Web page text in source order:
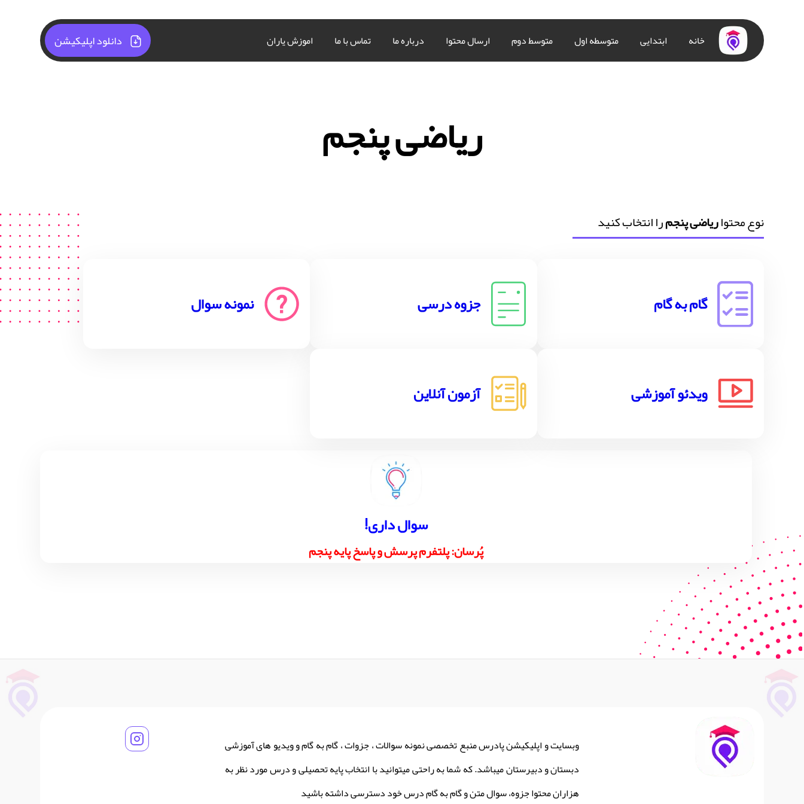
خانه ابتدایی متوسطه اول متوسط دوم ارسال محتوا درباره ما تماس با ما اموزش یاران دانلود اپلیکیشن
ریاضی پنجم
نوع محتواریاضی پنجمرا انتخاب کنید
گام به گام جزوه درسی نمونه سوال
ویدئو آموزشی آزمون آنلاین
!سوال داری
پُرسان: پلتفرم پرسش و پاسخ پایه پنجم
وبسایت و اپلیکیشن پادرس منبع تخصصی نمونه سوالات ، جزوات ، گام به گام و ویدیو های آموزشی
دبستان و دبیرستان میباشد. که شما به راحتی میتوانید با انتخاب پایه تحصیلی و درس مورد نظر به
هزاران محتوا جزوه، سوال متن و گام به گام درس خود دسترسی داشته باشید